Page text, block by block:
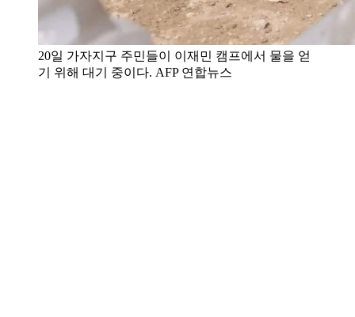
20일 가자지구 주민들이 이재민 캠프에서 물을 얻
기 위해 대기 중이다. AFP 연합뉴스